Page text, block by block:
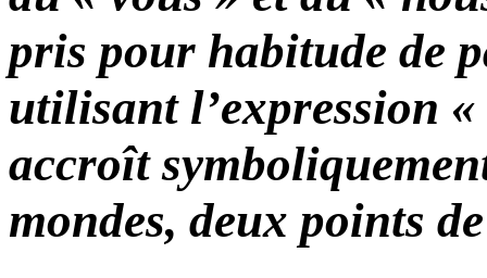
pris pour habitude de
utilisant l’expression «
accroît
mondes, deux points